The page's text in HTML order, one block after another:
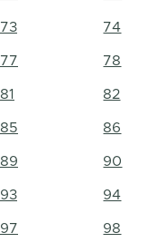
73 74
77 78
81 82
85 86
89 90
93 94
97 98